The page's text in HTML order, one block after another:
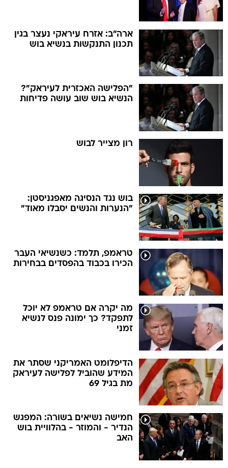
ארה"ב: אזרח עיראקי נעצר בגין
תכנון התנקשות בנשיא בוש
"הפלישה האכזרית לעיראק"?
הנשיא בוש שוב עושה פדיחות
רון מצייר לבוש
בוש נגד הנסיגה מאפגניסטן:
"הנערות והנשים יסבלו מאוד"
טראמפ, תלמד: כשנשיאי העבר
הכירו בכבוד בהפסדים בבחירות
מה יקרה אם טראמפ לא יוכל
לתפקד? כך ימונה פנס לנשיא
זמני
הדיפלומט האמריקני שסתר את
המידע שהוביל לפלישה לעיראק
מת בגיל 69
חמישה נשיאים בשורה: המפגש
הנדיר - והמוזר - בהלוויית בוש
האב